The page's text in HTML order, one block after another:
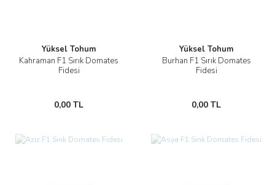
Yüksel Tohum
Kahraman F1 Sırık Domates
Fidesi
0,00 TL
Yüksel Tohum
Burhan F1 Sırık Domates
Fidesi
0,00 TL